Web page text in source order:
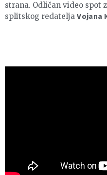
strana. Odličan video spot
splitskog redateljaVojana